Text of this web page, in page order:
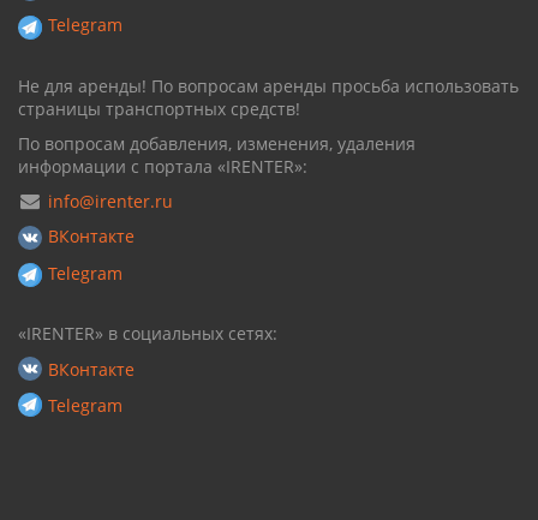
Telegram
Не для аренды! По вопросам аренды просьба использовать
страницы транспортных средств!
По вопросам добавления, изменения, удаления
информации с портала «IRENTER»:
info@irenter.ru
ВКонтакте
Telegram
«IRENTER» в социальных сетях:
ВКонтакте
Telegram